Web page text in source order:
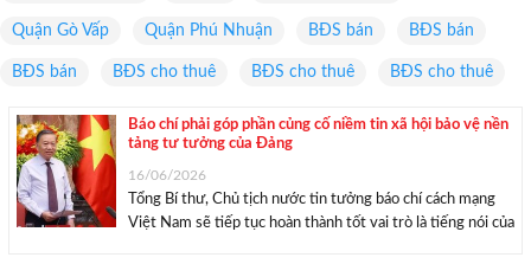
Quận Gò Vấp Quận Phú Nhuận BĐS bán BĐS bán
BĐS bán BĐS cho thuê BĐS cho thuê BĐS cho thuê
Báo chí phải góp phần củng cố niềm tin xã hội bảo vệ nền
tảng tư tưởng của Đảng
16/06/2026
Tổng Bí thư, Chủ tịch nước tin tưởng báo chí cách mạng
Việt Nam sẽ tiếp tục hoàn thành tốt vai trò là tiếng nói của